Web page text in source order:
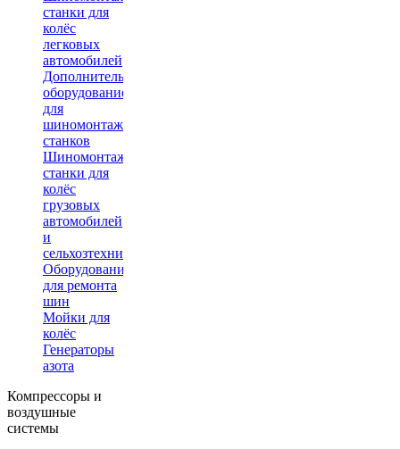
станки для
колёс
легковых
автомобилей
Дополнительное
оборудование
для
шиномонтажных
станков
Шиномонтажные
станки для
колёс
грузовых
автомобилей
и
сельхозтехники
Оборудование
для ремонта
шин
Мойки для
колёс
Генераторы
азота
Компрессоры и
воздушные
системы